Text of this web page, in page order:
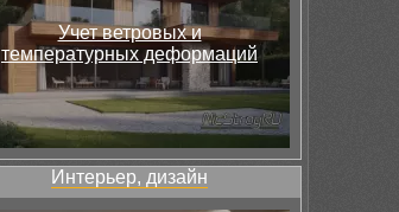
Учет ветровых и
температурных деформаций
Интерьер, дизайн